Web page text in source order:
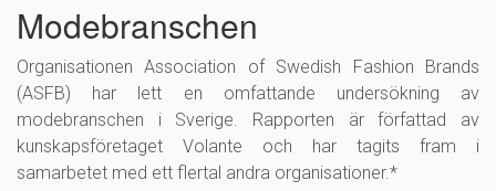
Modebranschen
Organisationen Association of Swedish Fashion Brands
(ASFB) har lett en omfattande undersökning av
modebranschen i Sverige. Rapporten är författad av
kunskapsföretaget Volante och har tagits fram i
samarbetet med ett flertal andra organisationer.*